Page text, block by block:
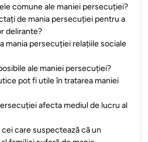
comune ale maniei persecuției?
de mania persecuției pentru a
delirante?
mania persecuției relațiile sociale
ale maniei persecuției?
pot fi utile în tratarea maniei
afecta mediul de lucru al
care suspectează că un